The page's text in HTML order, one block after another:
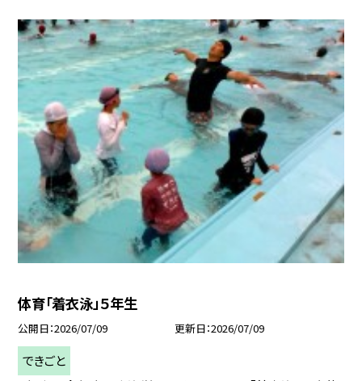
体育「着衣泳」５年生
公開日 2026/07/09 更新日 2026/07/09
できごと